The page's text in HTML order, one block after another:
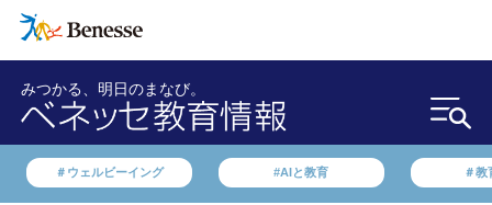
みつかる、明日のまなび。
＃ウェルビーイング #AIと教育 ＃教